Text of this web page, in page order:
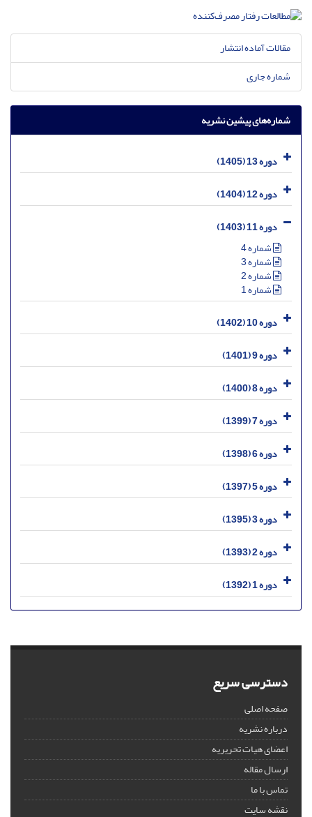
مقالات آماده انتشار
شماره جاری
شماره‌های پیشین نشریه
دوره 13 (1405)
دوره 12 (1404)
دوره 11 (1403)
شماره 4
شماره 3
شماره 2
شماره 1
دوره 10 (1402)
دوره 9 (1401)
دوره 8 (1400)
دوره 7 (1399)
دوره 6 (1398)
دوره 5 (1397)
دوره 3 (1395)
دوره 2 (1393)
دوره 1 (1392)
دسترسی سریع
صفحه اصلی
درباره نشریه
اعضای هیات تحریریه
ارسال مقاله
تماس با ما
نقشه سایت